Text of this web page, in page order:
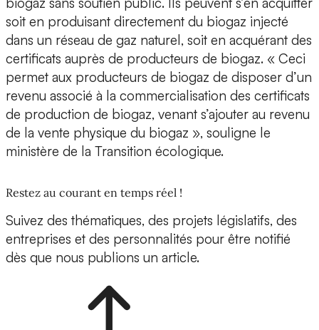
soit en produisant directement du biogaz injecté
dans un réseau de gaz naturel, soit en acquérant des
certificats auprès de producteurs de biogaz. « Ceci
permet aux producteurs de biogaz de disposer d’un
revenu associé à la commercialisation des certificats
de production de biogaz, venant s’ajouter au revenu
de la vente physique du biogaz », souligne le
ministère de la Transition écologique.
Restez au courant en temps réel !
Suivez des thématiques, des projets législatifs, des
entreprises et des personnalités pour être notifié
dès que nous publions un article.